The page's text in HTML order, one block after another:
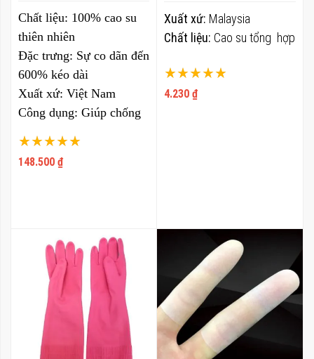
Xếp hạng:
100%
148.500 ₫
Chất liệu: 100% cao su
thiên nhiên
Đặc trưng: Sự co dãn đến
600% kéo dài
Xuất xứ: Việt Nam
Công dụng: Giúp chống
Thiết kế: Dạng ống ôm
sát ngón tay
Xếp hạng:
100%
4.230 ₫
Xuất xứ: Malaysia
Chất liệu: Cao su tổng hợp